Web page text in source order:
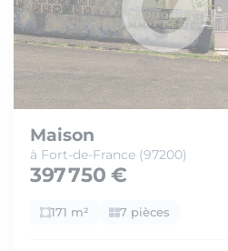
Maison
à Fort-de-France (97200)
397 750 €
171 m² 7 pièces